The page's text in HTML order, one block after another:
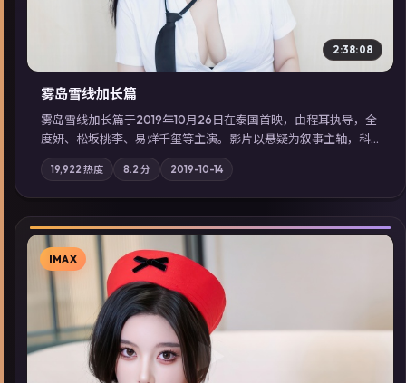
2:38:08
雾岛雪线·加长篇
雾岛雪线·加长篇于2019年10月26日在泰国首映，由程耳执导，全
度妍、松坂桃李、易烊千玺等主演。影片以悬疑为叙事主轴，科
技与人性的边界在实验事故后逐渐模糊；摄影与配乐强化地域气
质；站内亦可通过「国产免费观看高清电视剧在线看」延展检索
同类型高分佳作，畅享高清在线追剧体验。
19,922 热度 8.2 分 2019-10-14
▶
IMAX